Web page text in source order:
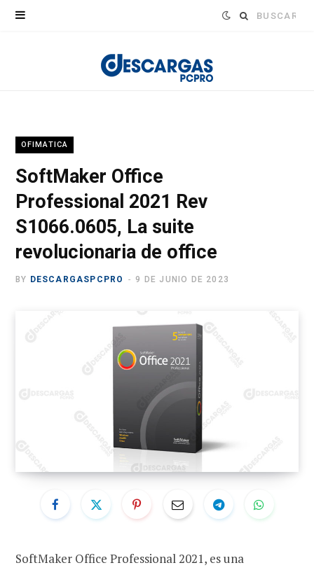
Buscar:
OFIMATICA
SoftMaker Office
Professional 2021 Rev
S1066.0605, La suite
revolucionaria de office
BY DESCARGASPCPRO 9 DE JUNIO DE 2023
SoftMaker Office Professional 2021, es una